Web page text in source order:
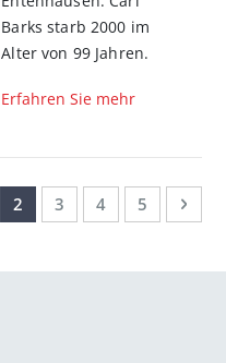
Barks starb 2000 im
Alter von 99 Jahren.
Erfahren Sie mehr
Sie lesen gerade Seite
2 Seite
3 Seite
4 Seite
5 Seite